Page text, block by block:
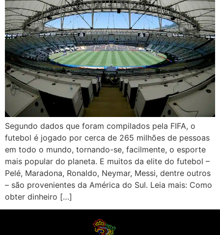
Segundo dados que foram compilados pela FIFA, o
futebol é jogado por cerca de 265 milhões de pessoas
em todo o mundo, tornando-se, facilmente, o esporte
mais popular do planeta. E muitos da elite do futebol –
Pelé, Maradona, Ronaldo, Neymar, Messi, dentre outros
– são provenientes da América do Sul. Leia mais: Como
obter dinheiro […]